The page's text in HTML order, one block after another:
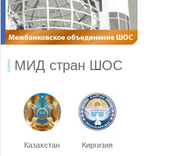
МИД стран ШОС
Казахстан Киргизия